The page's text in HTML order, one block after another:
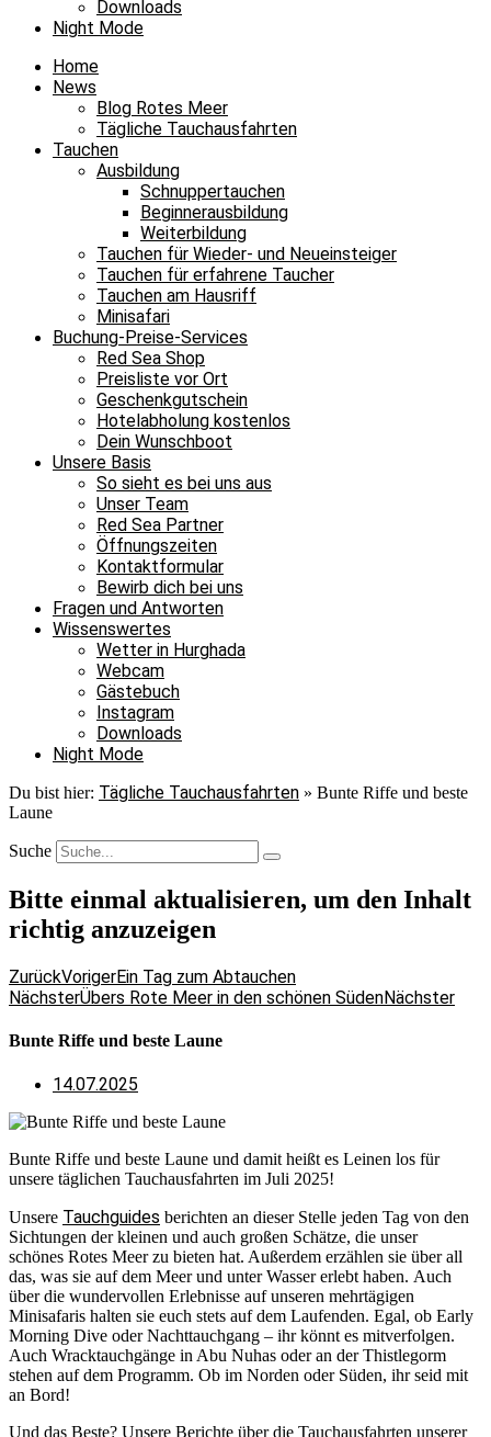
Downloads
Night Mode
Home
News
Blog Rotes Meer
Tägliche Tauchausfahrten
Tauchen
Ausbildung
Schnuppertauchen
Beginnerausbildung
Weiterbildung
Tauchen für Wieder- und Neueinsteiger
Tauchen für erfahrene Taucher
Tauchen am Hausriff
Minisafari
Buchung-Preise-Services
Red Sea Shop
Preisliste vor Ort
Geschenkgutschein
Hotelabholung kostenlos
Dein Wunschboot
Unsere Basis
So sieht es bei uns aus
Unser Team
Red Sea Partner
Öffnungszeiten
Kontaktformular
Bewirb dich bei uns
Fragen und Antworten
Wissenswertes
Wetter in Hurghada
Webcam
Gästebuch
Instagram
Downloads
Night Mode
Du bist hier: Tägliche Tauchausfahrten » Bunte Riffe und beste
Laune
Suche
Bitte einmal aktualisieren, um den Inhalt
richtig anzuzeigen
ZurückVorigerEin Tag zum Abtauchen
NächsterÜbers Rote Meer in den schönen SüdenNächster
Bunte Riffe und beste Laune
14.07.2025
Bunte Riffe und beste Laune und damit heißt es Leinen los für
unsere täglichen Tauchausfahrten im Juli 2025!
Unsere Tauchguides berichten an dieser Stelle jeden Tag von den
Sichtungen der kleinen und auch großen Schätze, die unser
schönes Rotes Meer zu bieten hat. Außerdem erzählen sie über all
das, was sie auf dem Meer und unter Wasser erlebt haben. Auch
über die wundervollen Erlebnisse auf unseren mehrtägigen
Minisafaris halten sie euch stets auf dem Laufenden. Egal, ob Early
Morning Dive oder Nachttauchgang – ihr könnt es mitverfolgen.
Auch Wracktauchgänge in Abu Nuhas oder an der Thistlegorm
stehen auf dem Programm. Ob im Norden oder Süden, ihr seid mit
an Bord!
Und das Beste? Unsere Berichte über die Tauchausfahrten unserer